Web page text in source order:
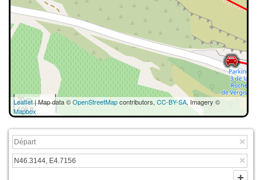
30 m
100 ft
Leaflet| Map data ©OpenStreetMapcontributors, CC-BY-SA, Imagery ©
Mapbox